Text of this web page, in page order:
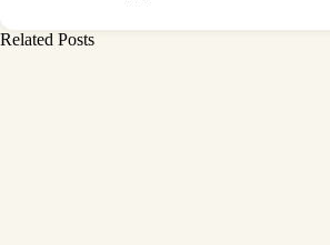
Related Posts